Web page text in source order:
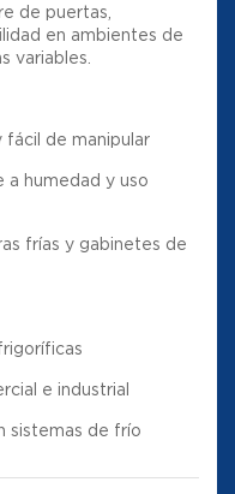
de puertas,
en ambientes de
variables.
fácil de manipular
a humedad y uso
frías y gabinetes de
e industrial
sistemas de frío